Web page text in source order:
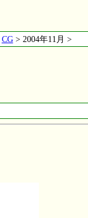
CG> 2004年11月 >